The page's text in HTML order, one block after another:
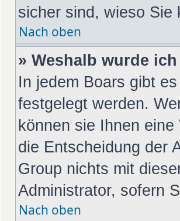
sicher sind, wieso Sie
Nach oben
» Weshalb wurde
In jedem Boars gibt
festgelegt werden.
können sie Ihnen
die Entscheidung der
Group nichts mit
Administrator, sofern
Nach oben